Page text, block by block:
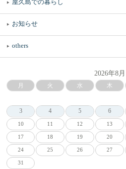
屋久島での暮らし
お知らせ
others
2026年8月
月 火 水 木
3
4 5 6
10 11 12 13
17 18 19 20
24 25 26 27
31